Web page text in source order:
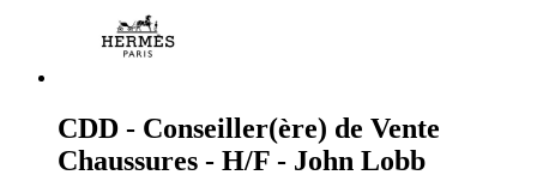
CDD - Conseiller(ère) de Vente
Chaussures - H/F - John Lobb